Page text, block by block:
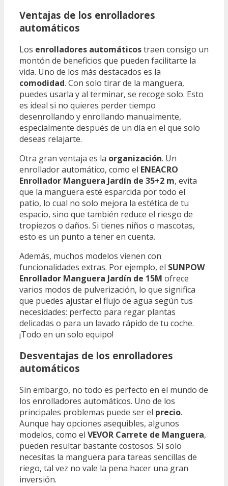
Ventajas de los enrolladores
automáticos
Los enrolladores automáticostraen consigo un
montón de beneficios que pueden facilitarte la
vida. Uno de los más destacados es la
comodidad. Con solo tirar de la manguera,
puedes usarla y al terminar, se recoge solo. Esto
es ideal si no quieres perder tiempo
desenrollando y enrollando manualmente,
especialmente después de un día en el que solo
deseas relajarte.
Otra gran ventaja es la organización. Un
enrollador automático, como el ENEACRO
Enrollador Manguera Jardín de 35+2 m, evita
que la manguera esté esparcida por todo el
patio, lo cual no solo mejora la estética de tu
espacio, sino que también reduce el riesgo de
tropiezos o daños. Si tienes niños o mascotas,
esto es un punto a tener en cuenta.
Además, muchos modelos vienen con
funcionalidades extras. Por ejemplo, el SUNPOW
Enrollador Manguera Jardín de 15M ofrece
varios modos de pulverización, lo que significa
que puedes ajustar el flujo de agua según tus
necesidades: perfecto para regar plantas
delicadas o para un lavado rápido de tu coche.
¡Todo en un solo equipo!
Desventajas de los enrolladores
automáticos
Sin embargo, no todo es perfecto en el mundo de
los enrolladores automáticos. Uno de los
principales problemas puede ser el precio.
Aunque hay opciones asequibles, algunos
modelos, como el VEVOR Carrete de Manguera,
pueden resultar bastante costosos. Si solo
necesitas la manguera para tareas sencillas de
riego, tal vez no vale la pena hacer una gran
inversión.